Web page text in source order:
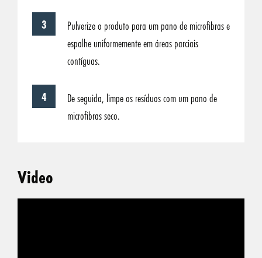
Pulverize o produto para um pano de microfibras e
espalhe uniformemente em áreas parciais
contíguas.
De seguida, limpe os resíduos com um pano de
microfibras seco.
Video